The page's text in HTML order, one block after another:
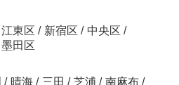
江東区 / 新宿区 / 中央区 /
墨田区
/ 晴海 / 三田 / 芝浦 / 南麻布 /